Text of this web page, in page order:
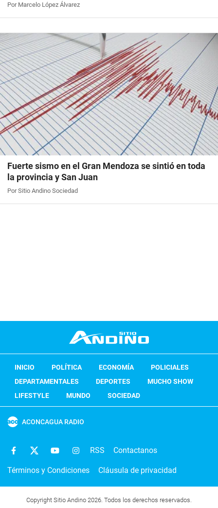
Por Marcelo López Álvarez
Fuerte sismo en el Gran Mendoza se sintió en toda
la provincia y San Juan
Por Sitio Andino Sociedad
INICIO POLÍTICA ECONOMÍA
POLICIALES
DEPARTAMENTALES
DEPORTES
MUCHO SHOW
LIFESTYLE
MUNDO SOCIEDAD
ACONCAGUA RADIO
RSS Contactanos
Términos y Condiciones Cláusula de privacidad
Copyright Sitio Andino 2026. Todos los derechos reservados.